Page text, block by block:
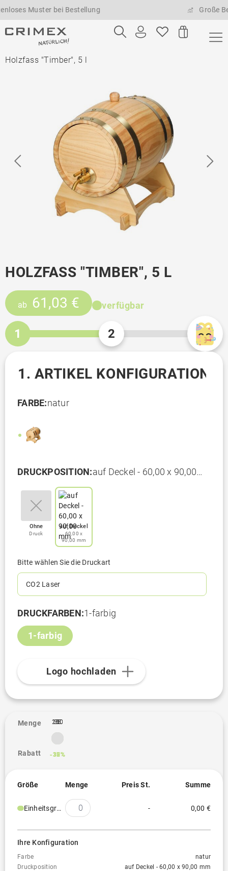
Muster bei Bestellung Große
Holzfass "Timber", 5 l
HOLZFASS "TIMBER", 5 L
ab 61,03 € verfügbar
1 2
1. ARTIKEL KONFIGURATION
FARBE:natur
DRUCKPOSITION:auf Deckel - 60,00 x 90,00
Ohne
Druck
auf Deckel
60,00 x
90,00 mm
Bitte wählen Sie die Druckart
CO2 Laser
DRUCKFARBEN:1-farbig
1-farbig
Logo hochladen
Menge
Rabatt
1
25
-12%
50
-30%
100
-35%
250
-37%
Größe Menge Preis St. Summe
Einheitsgröße - 0,00 €
Ihre Konfiguration
Farbe
natur
Druckposition
auf Deckel - 60,00 x 90,00 mm